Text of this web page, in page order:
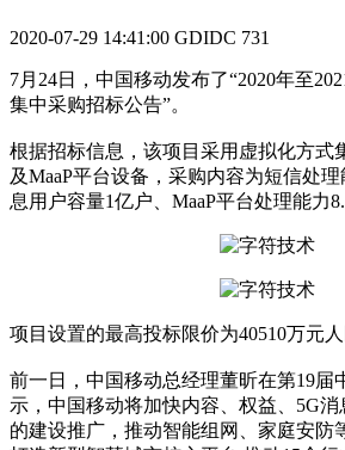
2020-07-29 14:41:00 GDIDC 731
7月24日，中国移动发布了“2020年至
集中采购招标公告”。
根据招标信息，该项目采用虚拟化方式
及MaaP平台设备，采购内容为短信处
息用户容量1亿户、MaaP平台处理能力
项目设置的最高投标限价为40510万元
前一日，中国移动总经理董昕在第19届
示，中国移动将加快内容、权益、5G
的建设推广，推动智能组网、家庭安防